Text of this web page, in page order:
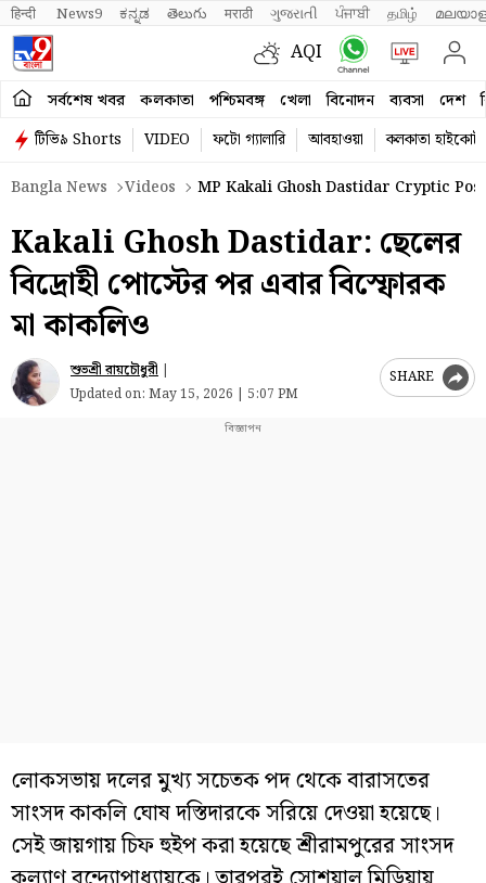
हिन्दी News9 ಕನ್ನಡ తెలుగు मराठी ગુજરાતી ਪੰਜਾਬੀ தமிழ்
AQI
সর্বশেষ খবর কলকাতা পশ্চিমবঙ্গ খেলা বিনোদন ব্যবসা দেশ
টিভি৯ Shorts VIDEO ফটো গ্যালারি আবহাওয়া
কলকাতা হাইকোর্ট
Bangla News
Videos MP Kakali Ghosh Dastidar Cryptic
Kakali Ghosh Dastidar: ছেলের
বিদ্রোহী পোস্টের পর এবার বিস্ফোরক
মা কাকলিও
শুভশ্রী রায়চৌধুরী |
Updated on: May 15, 2026 | 5:07 PM
SHARE
লোকসভায় দলের মুখ্য সচেতক পদ থেকে বারাসতের
সাংসদ কাকলি ঘোষ দস্তিদারকে সরিয়ে দেওয়া হয়েছে।
সেই জায়গায় চিফ হুইপ করা হয়েছে শ্রীরামপুরের সাংসদ